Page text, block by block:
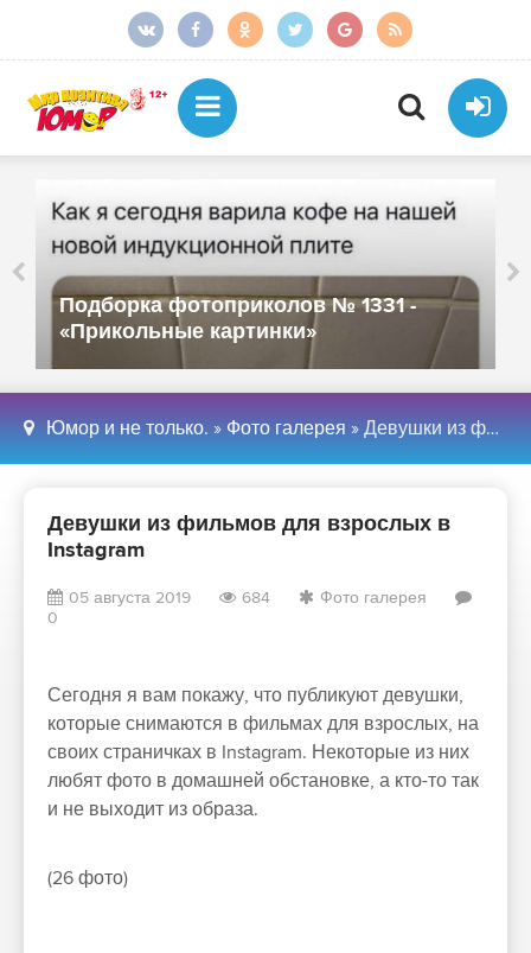
Подборка фотоприколов № 1331 -
«Прикольные картинки»
Юмор и не только. » Фото галерея » Девушки из фильмов для взрослых в Instagram
Девушки из фильмов для взрослых в
Instagram
05 августа 2019 684
Фото галерея
0
Сегодня я вам покажу, что публикуют девушки,
которые снимаются в фильмах для взрослых, на
своих страничках в Instagram. Некоторые из них
любят фото в домашней обстановке, а кто-то так
и не выходит из образа.
(26 фото)